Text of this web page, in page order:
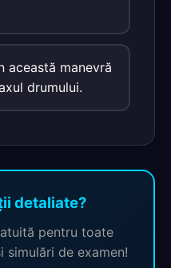
această manevră
drumului.
detaliate?
pentru toate
simulări de examen!